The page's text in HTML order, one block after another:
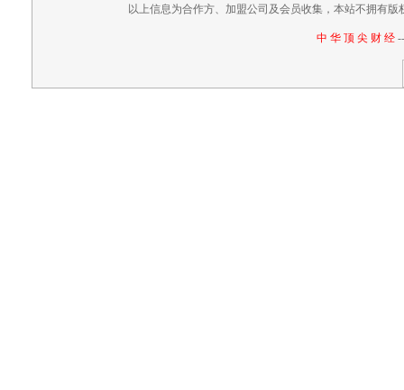
以上信息为合作方、加盟公司及会员收集，本站不拥有
中 华 顶 尖 财 经